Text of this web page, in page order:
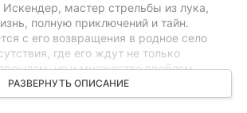
Искендер, мастер стрельбы из лука,
полную приключений и тайн.
с его возвращения в родное село
где его ждут не только
но и множество проблем.
что его родные и близкие
в опасную игру, связанную с
РАЗВЕРНУТЬ ОПИСАНИЕ